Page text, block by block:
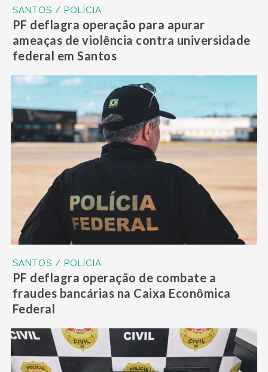
SANTOS / POLÍCIA
PF deflagra operação para apurar
ameaças de violência contra universidade
federal em Santos
SANTOS / POLÍCIA
PF deflagra operação de combate a
fraudes bancárias na Caixa Econômica
Federal